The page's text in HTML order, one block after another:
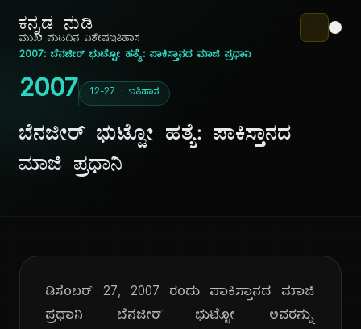
ಕನ್ನಡ ನುಡಿ
ಮುಖ ಪುಟದಿನ ವಿಶೇಷಇತಿಹಾಸ
2007: ಬೆನಜೀರ್ ಭುಟ್ಟೋ ಹತ್ಯೆ: ಪಾಕಿಸ್ತಾನದ ಮಾಜಿ ಪ್ರಧಾನಿ
2007 12-27 · ಇತಿಹಾಸ
ಬೆನಜೀರ್ ಭುಟ್ಟೋ ಹತ್ಯೆ: ಪಾಕಿಸ್ತಾನದ
ಮಾಜಿ ಪ್ರಧಾನಿ
ಡಿಸೆಂಬರ್ 27, 2007 ರಂದು ಪಾಕಿಸ್ತಾನದ ಮಾಜಿ
ಪ್ರಧಾನಿ ಬೆನಜೀರ್ ಭುಟ್ಟೋ ಅವರನ್ನು